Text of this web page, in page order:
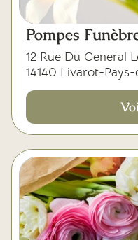
Pompes
12 Rue Du General
14140 Livarot-